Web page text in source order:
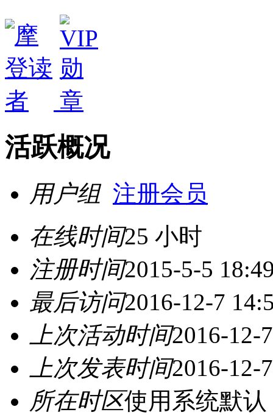
活跃概况
用户组 注册会员
在线时间25 小时
注册时间2015-5-5
最后访问2016-12-7
上次活动时间2016-12-
上次发表时间2016-12-
所在时区使用系统默认